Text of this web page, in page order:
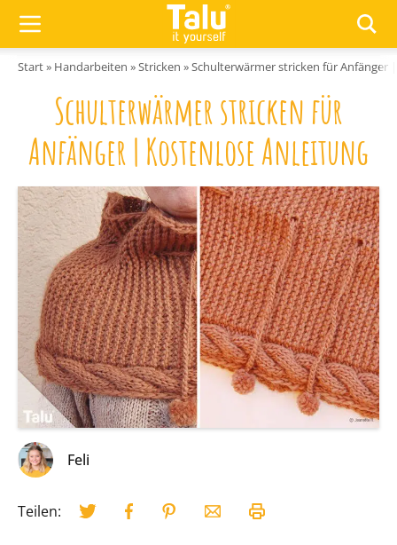
Start» Handarbeiten »Stricken »Schulterwärmer stricken für Anfänger
Schulterwärmer stricken für
Anfänger | Kostenlose Anleitung
Feli
Teilen: